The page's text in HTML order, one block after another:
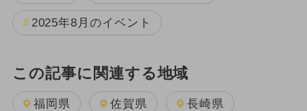
2025年8月のイベント
この記事に関連する地域
福岡県 佐賀県 長崎県